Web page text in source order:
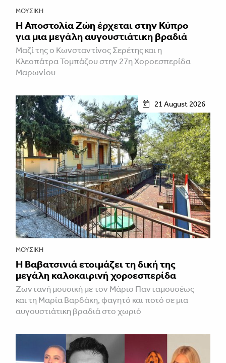
ΜΟΥΣΙΚΉ
Η Αποστολία Ζώη έρχεται στην Κύπρο
για μια μεγάλη αυγουστιάτικη βραδιά
Μαζί της ο Κωνσταντίνος Σερέτης και η
Κλεοπάτρα Τομπάζου στην 27η Χοροεσπερίδα
Μαρωνίου
21 August 2026
ΜΟΥΣΙΚΉ
Η Βαβατσινιά ετοιμάζει τη δική της
μεγάλη καλοκαιρινή χοροεσπερίδα
Ζωντανή μουσική με τον Μάριο Πανταμουσέως
και τη Μαρία Βαρδάκη, φαγητό και ποτό σε μια
αυγουστιάτικη βραδιά στο χωριό